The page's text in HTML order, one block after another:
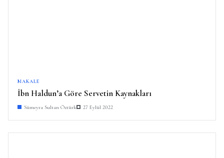
MAKALE
İbn Haldun’a Göre Servetin Kaynakları
Sümeyra Sultan Öztürk 27 Eylül 2022